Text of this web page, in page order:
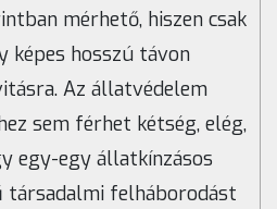
mérhető, hiszen csak
képes hosszú távon
Az állatvédelem
sem férhet kétség, elég,
egy-egy állatkínzásos
társadalmi felháborodást